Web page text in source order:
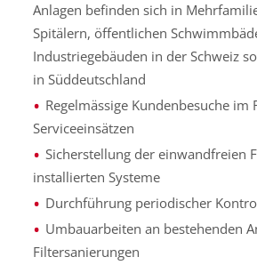
Anlagen befinden sich in
Spitälern, öffentlichen
Industriegebäuden in der Schweiz
in Süddeutschland
Regelmässige Kundenbesuche im
Serviceeinsätzen
Sicherstellung der einwandfreien
installierten Systeme
Durchführung periodischer
Umbauarbeiten an bestehenden
Filtersanierungen